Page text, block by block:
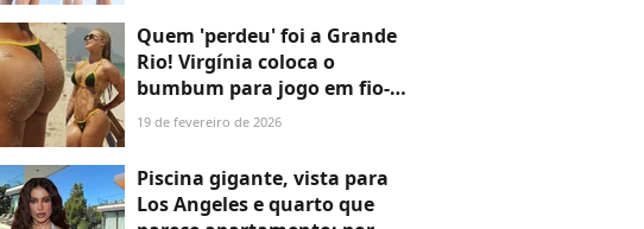
momento!
Quem 'perdeu' foi a Grande
Rio! Virgínia coloca o
bumbum para jogo em fio-
dental na praia após ficar
19 de fevereiro de 2026
Piscina gigante, vista para
Los Angeles e quarto que